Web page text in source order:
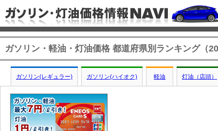
ガソリン・軽油・灯油価格 都道府県別ランキング（
ガソリン(レギュラー) ガソリン(ハイオク) 軽油 灯油（店頭）